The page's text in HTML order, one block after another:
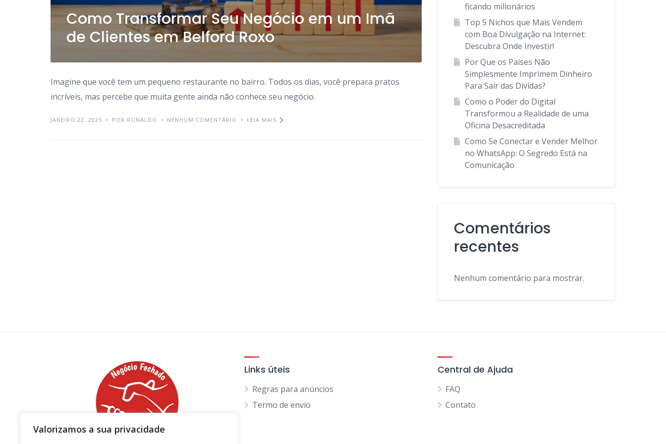
Valorizamos a sua privacidade
Como Transformar Seu Negócio em um Imã
de Clientes em Belford Roxo
Imagine que você tem um pequeno restaurante no bairro. Todos os dias, você prepara pratos
incríveis, mas percebe que muita gente ainda não conhece seu negócio.
JANEIRO 22, 2025 POR RONALDO NENHUM COMENTÁRIO LEIA MAIS
ficando milionários
Top 5 Nichos que Mais Vendem
com Boa Divulgação na Internet:
Descubra Onde Investir!
Por Que os Países Não
Simplesmente Imprimem Dinheiro
Para Sair das Dívidas?
Como o Poder do Digital
Transformou a Realidade de uma
Oficina Desacreditada
Como Se Conectar e Vender Melhor
no WhatsApp: O Segredo Está na
Comunicação
Comentários
recentes
Nenhum comentário para mostrar.
Links úteis
Regras para anúncios
Termo de envio
Central de Ajuda
FAQ
Contato